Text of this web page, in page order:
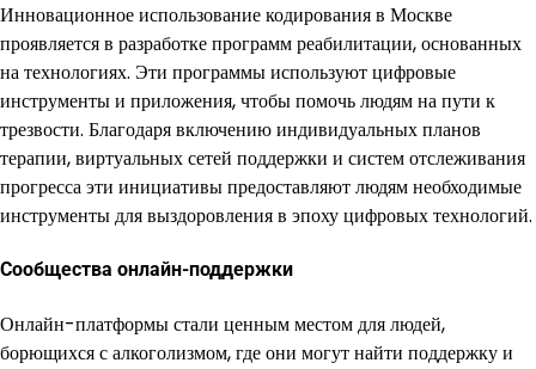
Инновационное использование кодирования в Москве
проявляется в разработке программ реабилитации, основанных
на технологиях. Эти программы используют цифровые
инструменты и приложения, чтобы помочь людям на пути к
трезвости. Благодаря включению индивидуальных планов
терапии, виртуальных сетей поддержки и систем отслеживания
прогресса эти инициативы предоставляют людям необходимые
инструменты для выздоровления в эпоху цифровых технологий.
Сообщества онлайн-поддержки
Онлайн-платформы стали ценным местом для людей,
борющихся с алкоголизмом, где они могут найти поддержку и